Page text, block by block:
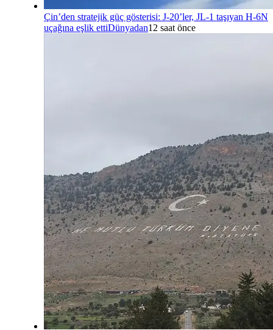
Çin’den stratejik güç gösterisi: J-20’ler, JL-1 taşıyan H-6N
uçağına eşlik ettiDünyadan12 saat önce